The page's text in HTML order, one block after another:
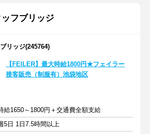
フブリッジ
リッジ(245764)
【FEILER】最大時給1800円★フェイラー
接客販売（制服有）池袋地区
給1650～1800円＋交通費全額支給
5日 1日7.5時間以上